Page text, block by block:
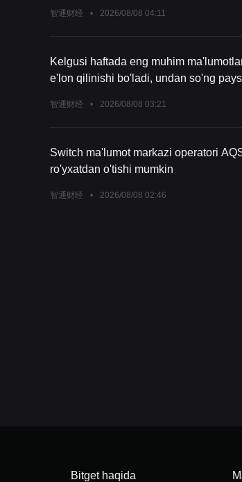
xavfi oshgan.
智通财经 • 2026/08/08 04:11
Kelgusi haftada eng muhim
e'lon qilinishi bo'ladi, undan so'ng
pasayish 0,42% bo'lgan); core CPI
智通财经 • 2026/08/08 03:21
Switch ma'lumot markazi operatori
ro'yxatdan o'tishi mumkin
智通财经 • 2026/08/08 02:46
Bitget haqida